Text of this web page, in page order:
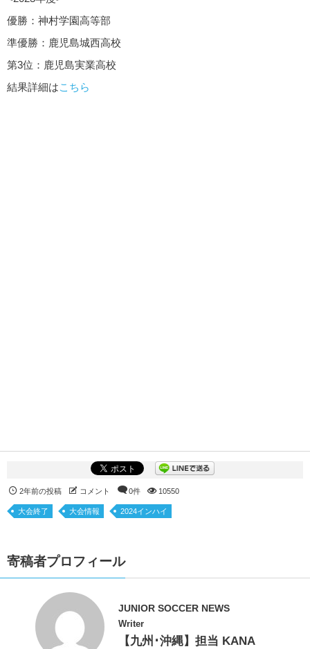
優勝：神村学園高等部
準優勝：鹿児島城西高校
第3位：鹿児島実業高校
結果詳細はこちら
2年前の投稿 コメント 0件 10550
大会終了 大会情報 2024インハイ
寄稿者プロフィール
JUNIOR SOCCER NEWS
Writer
【九州･沖縄】担当 KANA